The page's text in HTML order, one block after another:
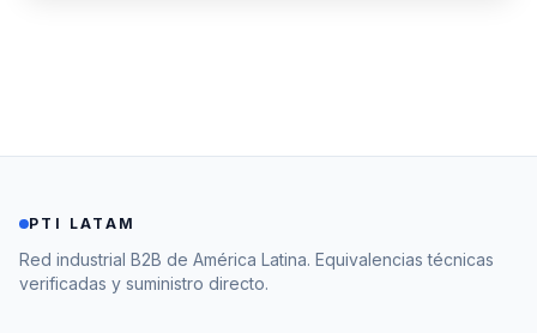
PTI LATAM
Red industrial B2B de América Latina. Equivalencias técnicas
verificadas y suministro directo.